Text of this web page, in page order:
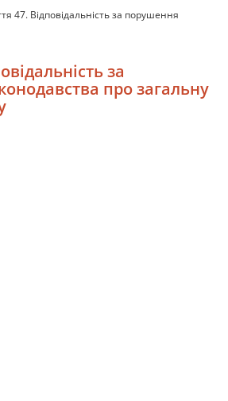
47. Відповідальність за порушення
за
про загальну